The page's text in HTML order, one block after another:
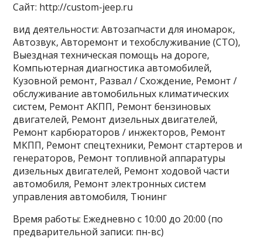
Сайт: http://custom-jeep.ru
вид деятельности: Автозапчасти для иномарок,
Автозвук, Авторемонт и техобслуживание (СТО),
Выездная техническая помощь на дороге,
Компьютерная диагностика автомобилей,
Кузовной ремонт, Развал / Схождение, Ремонт /
обслуживание автомобильных климатических
систем, Ремонт АКПП, Ремонт бензиновых
двигателей, Ремонт дизельных двигателей,
Ремонт карбюраторов / инжекторов, Ремонт
МКПП, Ремонт спецтехники, Ремонт стартеров и
генераторов, Ремонт топливной аппаратуры
дизельных двигателей, Ремонт ходовой части
автомобиля, Ремонт электронных систем
управления автомобиля, Тюнинг
Время работы: Ежедневно с 10:00 до 20:00 (по
предварительной записи: пн-вс)